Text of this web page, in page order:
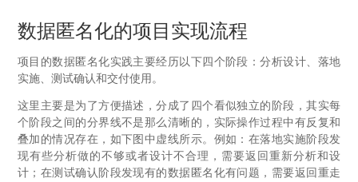
数据匿名化的项目实现流程
项目的数据匿名化实践主要经历以下四个阶段：分析设计、落地
实施、测试确认和交付使用。
这里主要是为了方便描述，分成了四个看似独立的阶段，其实每
个阶段之间的分界线不是那么清晰的，实际操作过程中有反复和
叠加的情况存在，如下图中虚线所示。例如：在落地实施阶段发
现有些分析做的不够或者设计不合理，需要返回重新分析和设
计；在测试确认阶段发现有的数据匿名化有问题，需要返回重走